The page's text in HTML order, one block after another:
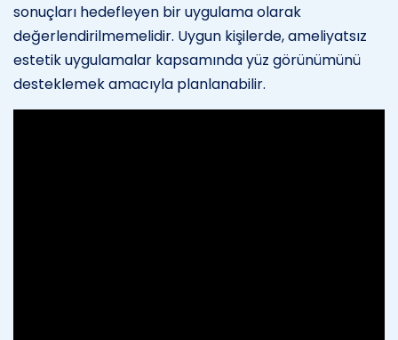
sonuçları hedefleyen bir uygulama olarak
değerlendirilmemelidir. Uygun kişilerde, ameliyatsız
estetik uygulamalar kapsamında yüz görünümünü
desteklemek amacıyla planlanabilir.